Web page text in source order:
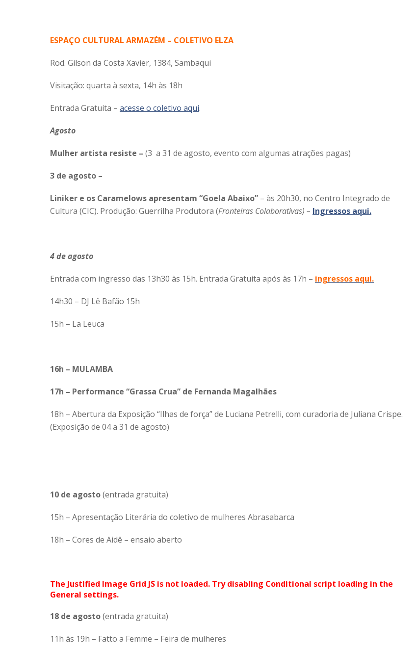
ESPAÇO CULTURAL ARMAZÉM – COLETIVO ELZA
Rod. Gilson da Costa Xavier, 1384, Sambaqui
Visitação: quarta à sexta, 14h às 18h
Entrada Gratuita – acesse o coletivo aqui.
Agosto
Mulher artista resiste – (3 a 31 de agosto, evento com algumas atrações pagas)
3 de agosto –
Liniker e os Caramelows apresentam “Goela Abaixo” – às 20h30, no Centro Integrado de
Cultura (CIC). Produção: Guerrilha Produtora (Fronteiras Colaborativas) – Ingressos aqui.
4 de agosto
Entrada com ingresso das 13h30 às 15h. Entrada Gratuita após às 17h – ingressos aqui.
14h30 – DJ Lê Bafão 15h
15h – La Leuca
16h – MULAMBA
17h – Performance “Grassa Crua” de Fernanda Magalhães
18h – Abertura da Exposição “Ilhas de força” de Luciana Petrelli, com curadoria de Juliana Crispe.
(Exposição de 04 a 31 de agosto)
10 de agosto(entrada gratuita)
15h – Apresentação Literária do coletivo de mulheres Abrasabarca
18h – Cores de Aidê – ensaio aberto
The Justified Image Grid JS is not loaded. Try disabling Conditional script loading in the
General settings.
18 de agosto(entrada gratuita)
11h às 19h – Fatto a Femme – Feira de mulheres